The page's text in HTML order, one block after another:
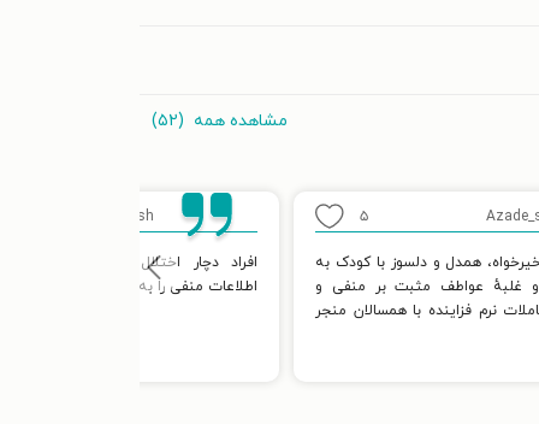
مشاهده همه (۵۲)
۵
همدل و دلسوز با کودک به
غلبهٔ عواطف مثبت بر منفی و
نرم فزاینده با همسالان منجر
Azade_sh
افراد دچار اختلال شخصیت مرزی
اطلاعات منفی را به یاد می‌آورند